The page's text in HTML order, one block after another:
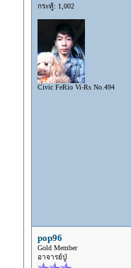
กระทู้: 1,002
Civic FeRio Vi-Rs No.494
pop96
Gold Member
อาจารย์ปู่